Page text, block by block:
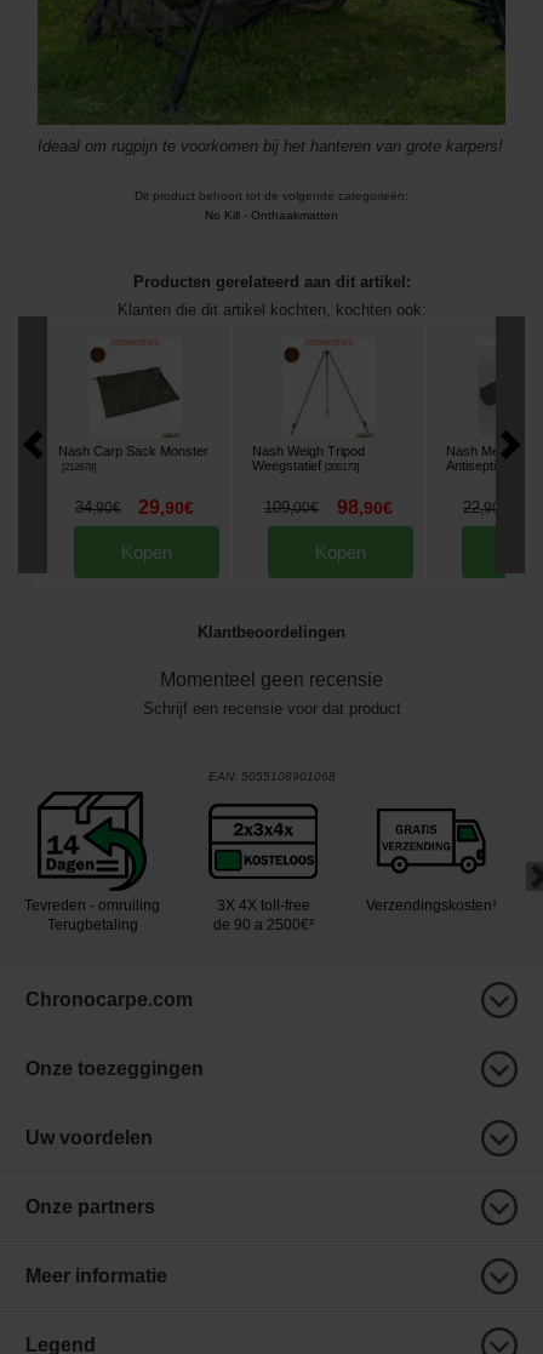
Ideaal om rugpijn te voorkomen bij het hanteren van grote karpers!
Dit product behoort tot de volgende categorieën:
No Kill
- Onthaakmatten
Producten gerelateerd aan dit artikel:
Klanten die dit artikel kochten, kochten ook:
Nash Carp Sack Monster
[212678]
34,90€ 29,90€
Kopen
Nash Weigh Tripod
Weegstatief [205173]
109,00€ 98,90€
Kopen
Nash Medi
Antisepticum
22,90
Klantbeoordelingen
Momenteel geen recensie
Schrijf een recensie voor dat product
EAN: 5055108901068
Tevreden - omruiling
Terugbetaling
3X 4X toll-free
de 90 a 2500€²
Verzendingskosten¹
Chronocarpe.com
Onze toezeggingen
Uw voordelen
Onze partners
Meer informatie
Legend